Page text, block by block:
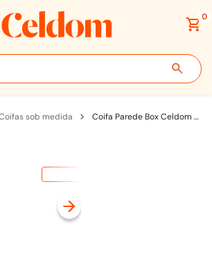
0
coifas sob medida Coifa Parede Box Celdom Sob Medida Até 100cm para Fogão com Motor Interno Inox